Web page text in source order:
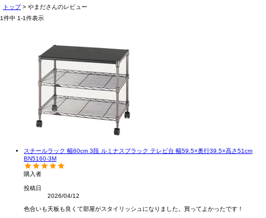
トップ
やまださんのレビュー
1件中 1-1件表示
スチールラック 幅60cm 3段 ルミナスブラック テレビ台 幅59.5×奥行39.5×高さ51cm
BN5160-3M
購入者
投稿日
2026/04/12
色合いも天板も良くて部屋がスタイリッシュになりました。買ってよかったです！